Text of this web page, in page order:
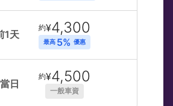
1天
約¥4,300
最高 5% 優惠
當日
約¥4,500
一般車資